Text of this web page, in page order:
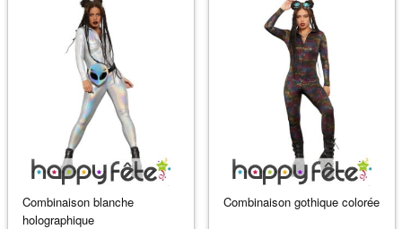
Combinaison blanche
holographique
Combinaison gothique colorée